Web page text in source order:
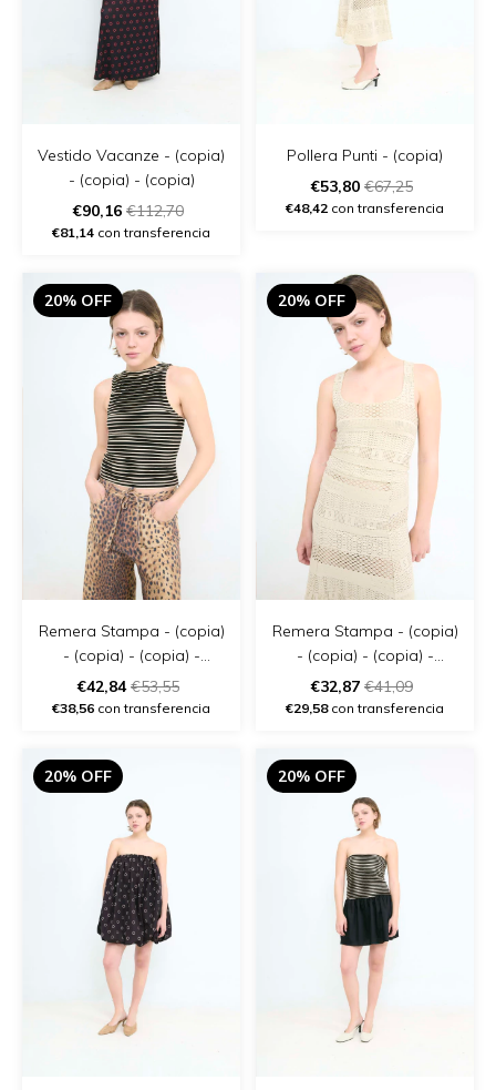
Vestido Vacanze - (copia)
- (copia) - (copia)
€90,16 €112,70
€81,14 con transferencia
Pollera Punti - (copia)
€53,80 €67,25
€48,42 con transferencia
20% OFF
Remera Stampa - (copia)
- (copia) - (copia) -
(copia) - (copia)
€42,84€53,55
€38,56 con transferencia
20% OFF
Remera Stampa - (copia)
- (copia) - (copia) -
(copia) - (copia) - (copia)
€32,87 €41,09
€29,58con transferencia
20% OFF 20% OFF